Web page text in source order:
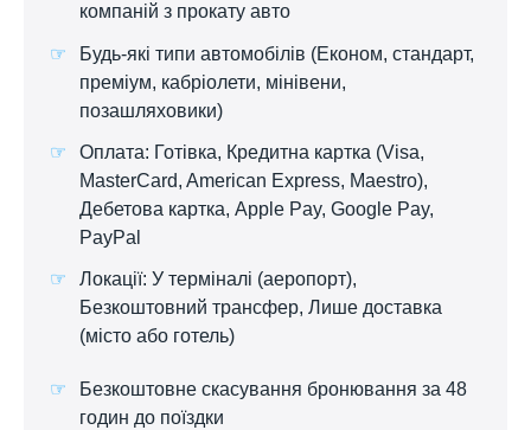
компаній з прокату авто
Будь-які типи автомобілів (Економ, стандарт,
преміум, кабріолети, мінівени,
позашляховики)
Оплата: Готівка, Кредитна картка (Visa,
MasterCard, American Express, Maestro),
Дебетова картка, Apple Pay, Google Pay,
PayPal
Локації: У терміналі (аеропорт),
Безкоштовний трансфер, Лише доставка
(місто або готель)
Безкоштовне скасування бронювання за 48
годин до поїздки